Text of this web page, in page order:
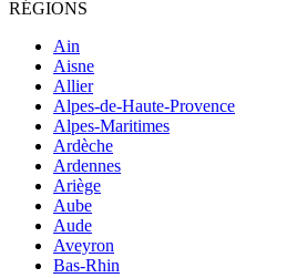
RÉGIONS
Ain
Aisne
Allier
Alpes-de-Haute-Provence
Alpes-Maritimes
Ardèche
Ardennes
Ariège
Aube
Aude
Aveyron
Bas-Rhin